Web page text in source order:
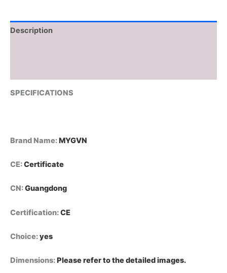
Description
SPECIFICATIONS
Brand Name:MYGVN
CE:Certificate
CN:Guangdong
Certification:CE
Choice:yes
Dimensions:Please refer to the detailed images.